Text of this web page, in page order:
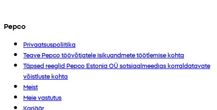
Pepco
Privaatsuspoliitika
Teave Pepco töövõtjatele isikuandmete töötlemise kohta
Täpsed reeglid Pepco Estonia OÜ sotsiaalmeedias korraldatavate
võistluste kohta
Meist
Meie vastutus
Karjäär